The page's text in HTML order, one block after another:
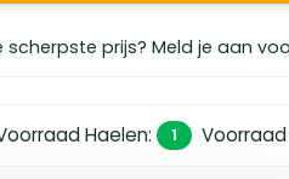
scherpste prijs? Meld je aan
Haelen: 1